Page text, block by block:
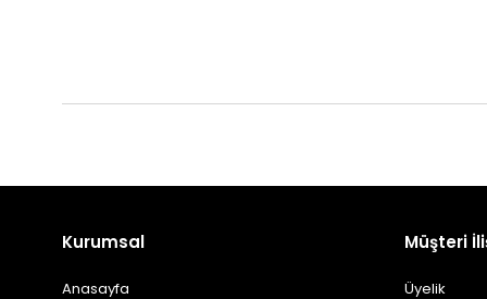
Kurumsal
Anasayfa
Müşteri
Üyelik